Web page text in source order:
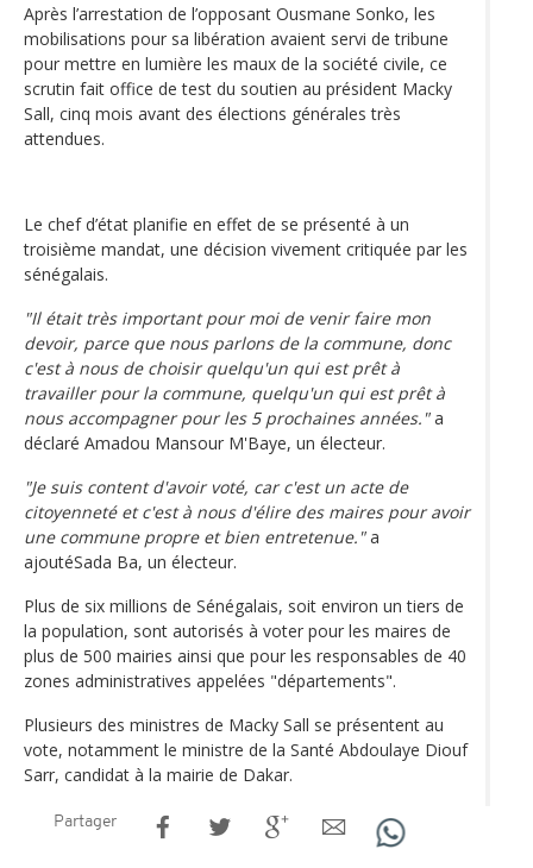
Après l’arrestation de l’opposant Ousmane Sonko, les
mobilisations pour sa libération avaient servi de tribune
pour mettre en lumière les maux de la société civile, ce
scrutin fait office de test du soutien au président Macky
Sall, cinq mois avant des élections générales très
attendues.
Le chef d’état planifie en effet de se présenté à un
troisième mandat, une décision vivement critiquée par les
sénégalais.
"Il était très important pour moi de venir faire mon
devoir, parce que nous parlons de la commune, donc
c'est à nous de choisir quelqu'un qui est prêt à
travailler pour la commune, quelqu'un qui est prêt à
nous accompagner pour les 5 prochaines années."a
déclaré Amadou Mansour M'Baye, un électeur.
"Je suis content d'avoir voté, car c'est un acte de
citoyenneté et c'est à nous d'élire des maires pour avoir
une commune propre et bien entretenue."a
ajoutéSada Ba, un électeur.
Plus de six millions de Sénégalais, soit environ un tiers de
la population, sont autorisés à voter pour les maires de
plus de 500 mairies ainsi que pour les responsables de 40
zones administratives appelées "départements".
Plusieurs des ministres de Macky Sall se présentent au
vote, notamment le ministre de la Santé Abdoulaye Diouf
Sarr, candidat à la mairie de Dakar.
Partager